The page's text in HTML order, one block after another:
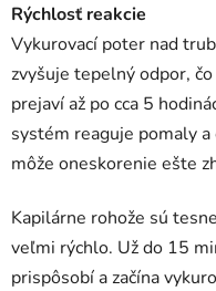
Rýchlosť reakcie
Vykurovací poter nad
zvyšuje tepelný odpor,
prejaví až po cca 5
systém reaguje pomaly
môže oneskorenie ešte
Kapilárne rohože sú
veľmi rýchlo. Už do 15
prispôsobí a začína